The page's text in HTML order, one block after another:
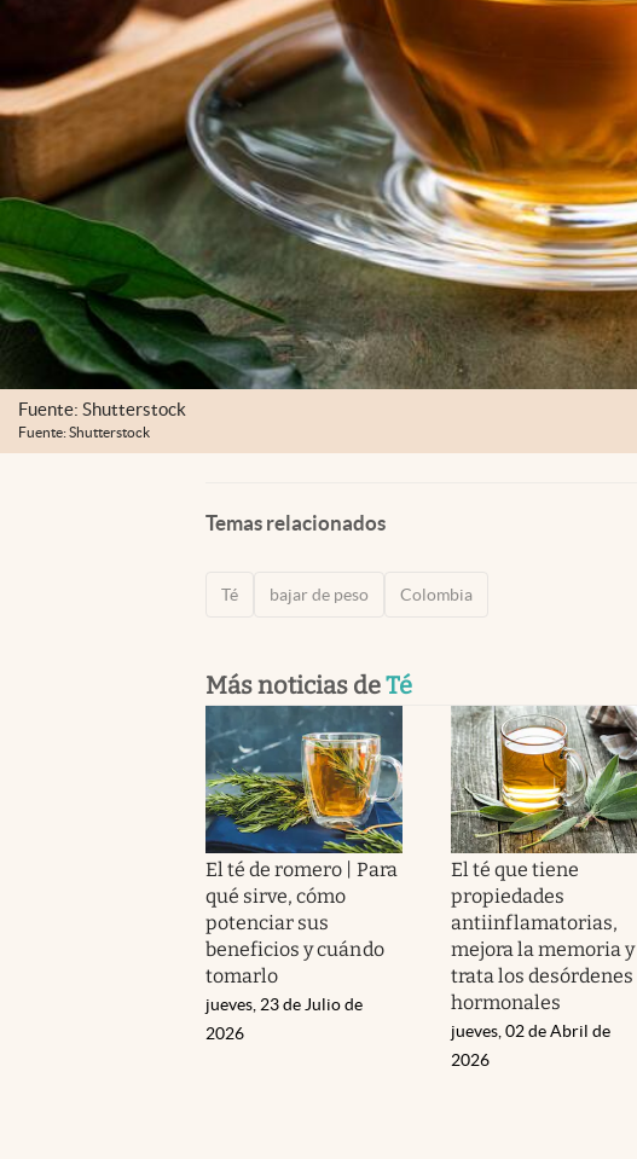
Fuente: Shutterstock
Fuente: Shutterstock
Temas relacionados
Té bajar de peso Colombia
Más noticias deTé
El té de romero | Para
qué sirve, cómo
potenciar sus
beneficios y cuándo
tomarlo
jueves, 23 de Julio de
2026
El té que tiene
propiedades
antiinflamatorias,
mejora la memoria y
trata los desórdenes
hormonales
jueves, 02 de Abril de
2026